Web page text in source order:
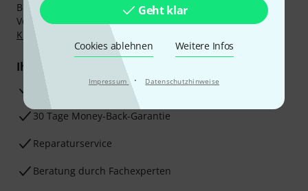
Geht klar
Cookies ablehnen Weitere Infos
Impressum · Datenschutzhinweise
Bezahlen Sie vertraulich und sicher per Nachnahme,
Vorkasse, PayPal, Amazon Pay,Klarna Sofort bezahlen,
Klarna Ratenzahlungoder Kreditkarte.
Ihre Vorteile
3 Jahre Thomann Garantie
30 Tage Money-Back-Garantie
Reparaturservice
Beratung durch Fachexperten